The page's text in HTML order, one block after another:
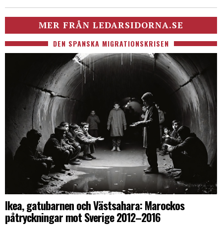
MER FRÅN LEDARSIDORNA.SE
DEN SPANSKA MIGRATIONSKRISEN
Ikea, gatubarnen och Västsahara: Marockos
påtryckningar mot Sverige 2012–2016